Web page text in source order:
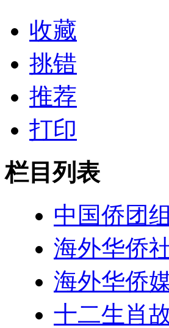
收藏
挑错
推荐
打印
栏目列表
中国侨团
海外华侨
海外华侨
十二生肖